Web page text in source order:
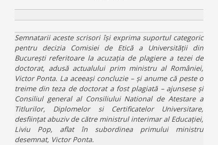
Semnatarii aceste scrisori își exprima suportul categoric
pentru decizia Comisiei de Etică a Universității din
București referitoare la acuzația de plagiere a tezei de
doctorat, adusă actualului prim ministru al României,
Victor Ponta. La aceeași concluzie – și anume că peste o
treime din teza de doctorat a fost plagiată – ajunsese și
Consiliul general al Consiliului National de Atestare a
Titlurilor, Diplomelor si Certificatelor Universitare,
desființat abuziv de către ministrul interimar al Educației,
Liviu Pop, aflat în subordinea primului ministru
desemnat, Victor Ponta.